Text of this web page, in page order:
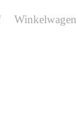
Winkelwagen